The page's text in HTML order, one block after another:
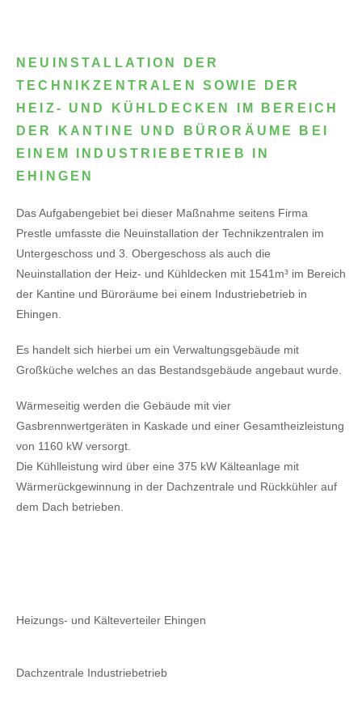
NEUINSTALLATION DER
TECHNIKZENTRALEN SOWIE DER
HEIZ- UND KÜHLDECKEN IM BEREICH
DER KANTINE UND BÜRORÄUME BEI
EINEM INDUSTRIEBETRIEB IN
EHINGEN
Das Aufgabengebiet bei dieser Maßnahme seitens Firma
Prestle umfasste die Neuinstallation der Technikzentralen im
Untergeschoss und 3. Obergeschoss als auch die
Neuinstallation der Heiz- und Kühldecken mit 1541m³ im Bereich
der Kantine und Büroräume bei einem Industriebetrieb in
Ehingen.
Es handelt sich hierbei um ein Verwaltungsgebäude mit
Großküche welches an das Bestandsgebäude angebaut wurde.
Wärmeseitig werden die Gebäude mit vier
Gasbrennwertgeräten in Kaskade und einer Gesamtheizleistung
von 1160 kW versorgt.
Die Kühlleistung wird über eine 375 kW Kälteanlage mit
Wärmerückgewinnung in der Dachzentrale und Rückkühler auf
dem Dach betrieben.
Heizungs- und Kälteverteiler Ehingen
Dachzentrale Industriebetrieb